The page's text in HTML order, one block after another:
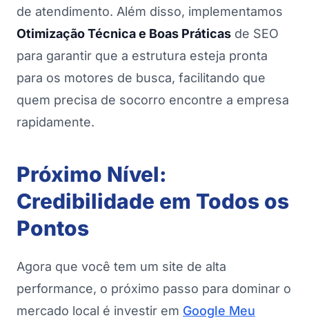
de atendimento. Além disso, implementamos
Otimização Técnica e Boas Práticas de SEO
para garantir que a estrutura esteja pronta
para os motores de busca, facilitando que
quem precisa de socorro encontre a empresa
rapidamente.
Próximo Nível:
Credibilidade em Todos os
Pontos
Agora que você tem um site de alta
performance, o próximo passo para dominar o
mercado local é investir em Google Meu